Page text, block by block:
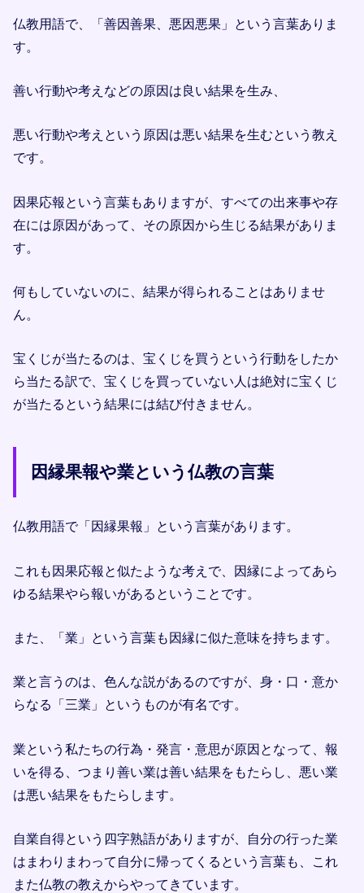
仏教用語で、「善因善果、悪因悪果」という言葉ありま
す。
善い行動や考えなどの原因は良い結果を生み、
悪い行動や考えという原因は悪い結果を生むという教え
です。
因果応報という言葉もありますが、すべての出来事や存
在には原因があって、その原因から生じる結果がありま
す。
何もしていないのに、結果が得られることはありませ
ん。
宝くじが当たるのは、宝くじを買うという行動をしたか
ら当たる訳で、宝くじを買っていない人は絶対に宝くじ
が当たるという結果には結び付きません。
因縁果報や業という仏教の言葉
仏教用語で「因縁果報」という言葉があります。
これも因果応報と似たような考えで、因縁によってあら
ゆる結果やら報いがあるということです。
また、「業」という言葉も因縁に似た意味を持ちます。
業と言うのは、色んな説があるのですが、身・口・意か
らなる「三業」というものが有名です。
業という私たちの行為・発言・意思が原因となって、報
いを得る、つまり善い業は善い結果をもたらし、悪い業
は悪い結果をもたらします。
自業自得という四字熟語がありますが、自分の行った業
はまわりまわって自分に帰ってくるという言葉も、これ
また仏教の教えからやってきています。